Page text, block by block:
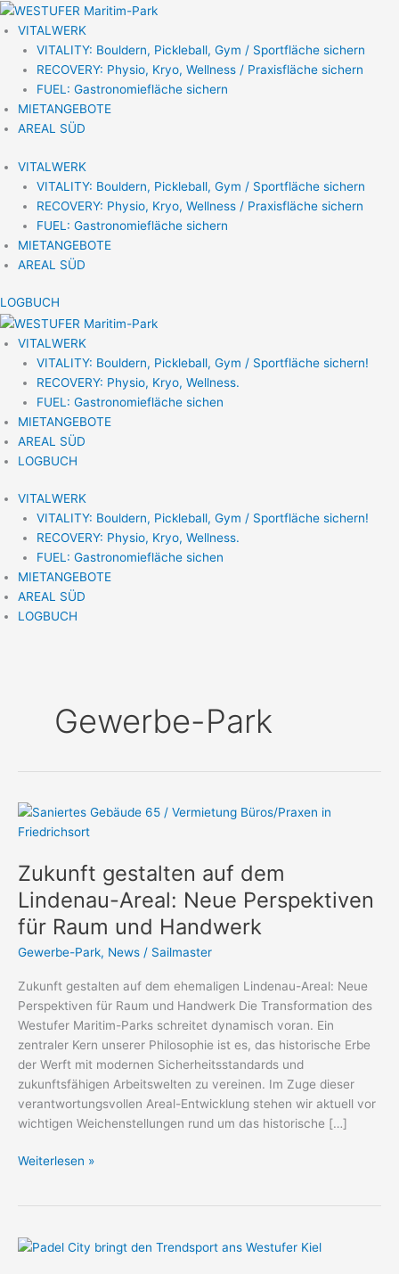
Zum
Inhalt
springen
VITALWERK
VITALITY: Bouldern, Pickleball, Gym / Sportfläche sichern
RECOVERY: Physio, Kryo, Wellness / Praxisfläche sichern
FUEL: Gastronomiefläche sichern
MIETANGEBOTE
AREAL SÜD
VITALWERK
VITALITY: Bouldern, Pickleball, Gym / Sportfläche sichern
RECOVERY: Physio, Kryo, Wellness / Praxisfläche sichern
FUEL: Gastronomiefläche sichern
MIETANGEBOTE
AREAL SÜD
LOGBUCH
VITALWERK
VITALITY: Bouldern, Pickleball, Gym / Sportfläche sichern!
RECOVERY: Physio, Kryo, Wellness.
FUEL: Gastronomiefläche sichen
MIETANGEBOTE
AREAL SÜD
LOGBUCH
VITALWERK
VITALITY: Bouldern, Pickleball, Gym / Sportfläche sichern!
RECOVERY: Physio, Kryo, Wellness.
FUEL: Gastronomiefläche sichen
MIETANGEBOTE
AREAL SÜD
LOGBUCH
Gewerbe-Park
Zukunft gestalten auf dem
Lindenau-Areal: Neue Perspektiven
für Raum und Handwerk
Gewerbe-Park, News / Sailmaster
Zukunft gestalten auf dem ehemaligen Lindenau-Areal: Neue
Perspektiven für Raum und Handwerk Die Transformation des
Westufer Maritim-Parks schreitet dynamisch voran. Ein
zentraler Kern unserer Philosophie ist es, das historische Erbe
der Werft mit modernen Sicherheitsstandards und
zukunftsfähigen Arbeitswelten zu vereinen. Im Zuge dieser
verantwortungsvollen Areal-Entwicklung stehen wir aktuell vor
wichtigen Weichenstellungen rund um das historische […]
Zukunft
gestalten
dem
Lindenau-
Areal:
Neue
Perspektiven
Raum
und
Handwerk
Weiterlesen »
Padel